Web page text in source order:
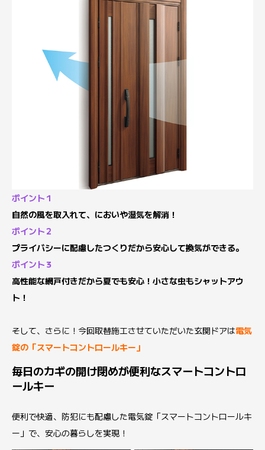
ポイント１
自然の風を取入れて、においや湿気を解消！
ポイント２
プライバシーに配慮したつくりだから安心して換気ができる。
ポイント３
高性能な網戸付きだから夏でも安心！小さな虫もシャットアウ
ト！
そして、さらに！今回取替施工させていただいた玄関ドアは電気
錠の「スマートコントロールキー」
毎日のカギの開け閉めが便利なスマートコントロ
ールキー
便利で快適、防犯にも配慮した電気錠「スマートコントロールキ
ー」で、安心の暮らしを実現！